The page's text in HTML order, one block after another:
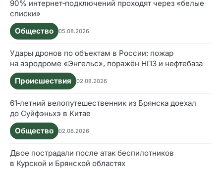
90% интернет‑подключений проходят через «белые
списки»
Общество
05.08.2026
Удары дронов по объектам в России: пожар
на аэродроме «Энгельс», поражён НПЗ и нефтебаза
Происшествия
02.08.2026
61‑летний велопутешественник из Брянска доехал
до Суйфэньхэ в Китае
Общество
02.08.2026
Двое пострадали после атак беспилотников
в Курской и Брянской областях